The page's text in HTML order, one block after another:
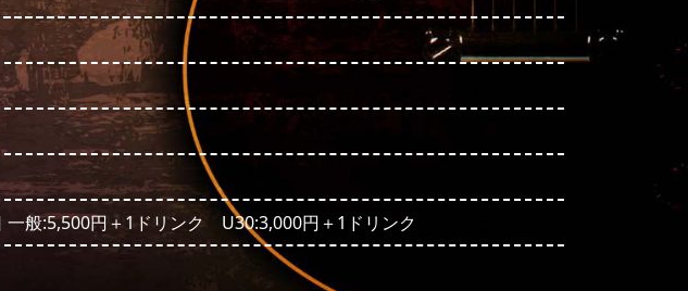
般:5,500円＋1ドリンク U30:3,000円＋1ドリンク